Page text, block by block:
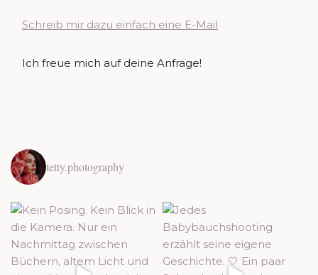
Schreib mir dazu einfach eine E-Mail
Ich freue mich auf deine Anfrage!
tetty.photography